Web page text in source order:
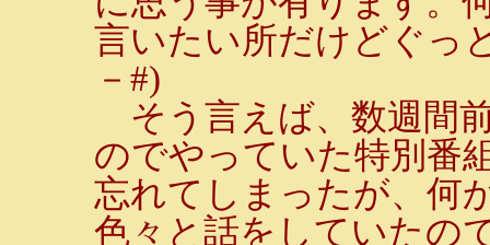
言いたい所だけどぐっ
－#)
そう言えば、数週間
のでやっていた特別番
忘れてしまったが、何
色々と話をしていたの